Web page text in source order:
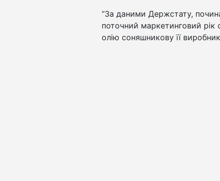
“За даними Держстату,
поточний маркетинговий рік
олію соняшникову її